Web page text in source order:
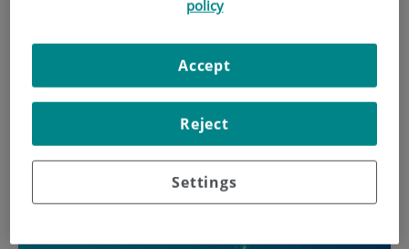
sometidos a altas temperaturas.
Para dar a conocer las claves de la buena hidratación, la
Dra. Raquel Nogués, de la Unidad de Nutrición de Centro
Médico Teknon, ha elaborado una lista con 10
recomendaciones para una buena hidratación.
policy
Settings
Reject
Accept